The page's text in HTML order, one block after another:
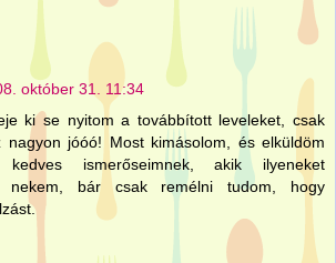
október 31. 11:34
ki se nyitom a továbbított leveleket, csak
jóóó! Most kimásolom, és elküldöm
ismerőseimnek, akik ilyeneket
nekem, bár csak remélni tudom, hogy